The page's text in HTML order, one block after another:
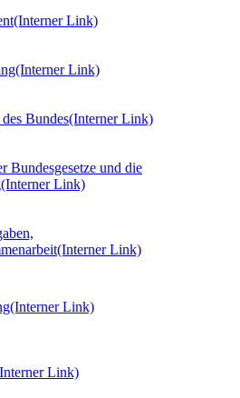
(Interner Link)
(Interner Link)
Bundes(Interner Link)
Bundesgesetze und die
(Interner Link)
(Interner Link)
(Interner Link)
Link)